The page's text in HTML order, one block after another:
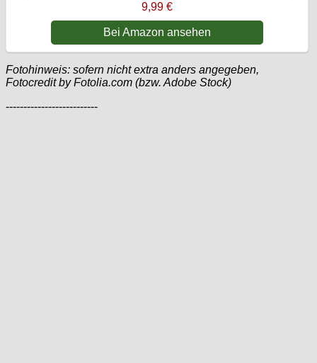
9,99 €
Bei Amazon ansehen
Fotohinweis: sofern nicht extra anders angegeben,
Fotocredit by Fotolia.com (bzw. Adobe Stock)
--------------------------